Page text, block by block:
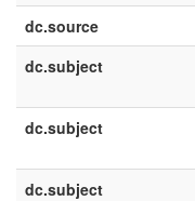
dc.source
dc.subject
dc.subject
dc.subject